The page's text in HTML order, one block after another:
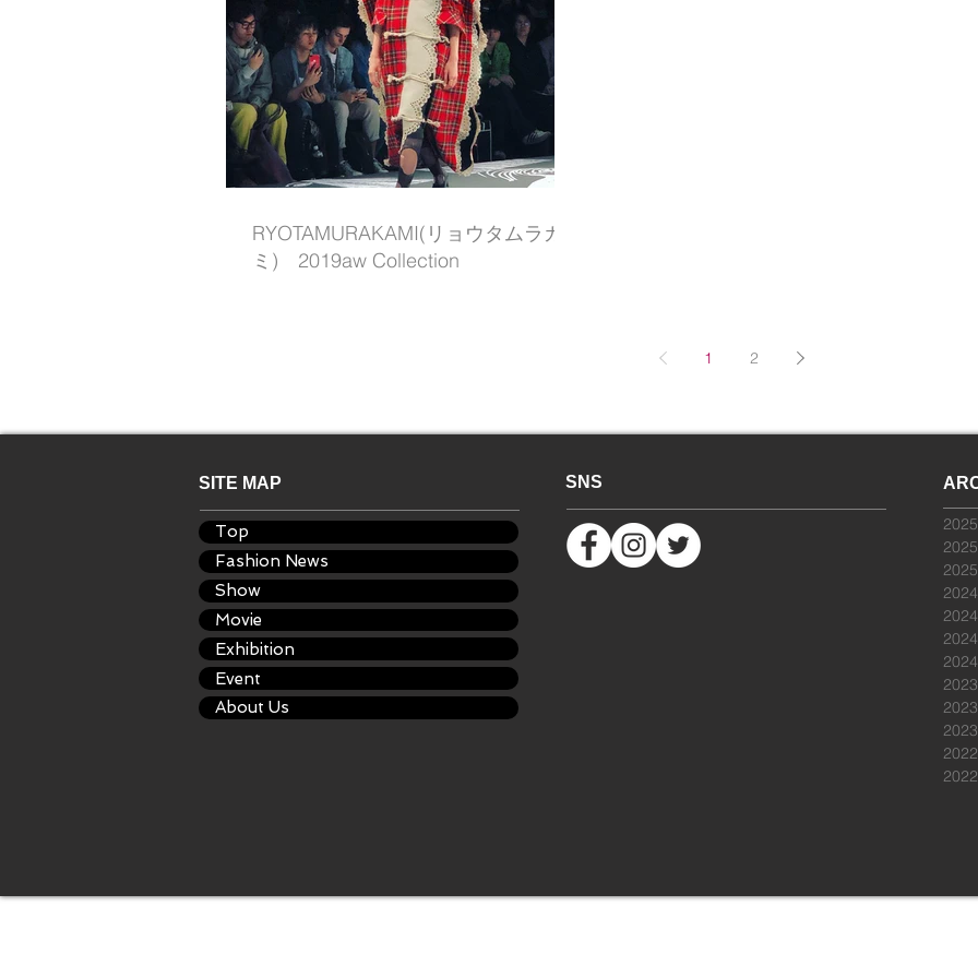
RYOTAMURAKAMI(リョウタムラカ
ミ) 2019aw Collection
1 2
SITE MAP SNS
Top
Fashion News
Show
Movie
Exhibition
Event
About Us